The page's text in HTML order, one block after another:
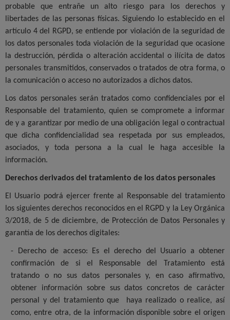
probable que entrañe un alto riesgo para los derechos y
libertades de las personas físicas. Siguiendo lo establecido en el
artículo 4 del RGPD, se entiende por violación de la seguridad de
los datos personales toda violación de la seguridad que ocasione
la destrucción, pérdida o alteración accidental o ilícita de datos
personales transmitidos, conservados o tratados de otra forma, o
la comunicación o acceso no autorizados a dichos datos.
Los datos personales serán tratados como confidenciales por el
Responsable del tratamiento, quien se compromete a informar
de y a garantizar por medio de una obligación legal o contractual
que dicha confidencialidad sea respetada por sus empleados,
asociados, y toda persona a la cual le haga accesible la
información.
Derechos derivados del tratamiento de los datos personales
El Usuario podrá ejercer frente al Responsable del tratamiento
los siguientes derechos reconocidos en el RGPD y la Ley Orgánica
3/2018, de 5 de diciembre, de Protección de Datos Personales y
garantía de los derechos digitales:
- Derecho de acceso: Es el derecho del Usuario a obtener
confirmación de si el Responsable del Tratamiento está
tratando o no sus datos personales y, en caso afirmativo,
obtener información sobre sus datos concretos de carácter
personal y del tratamiento que haya realizado o realice, así
como, entre otra, de la información disponible sobre el origen